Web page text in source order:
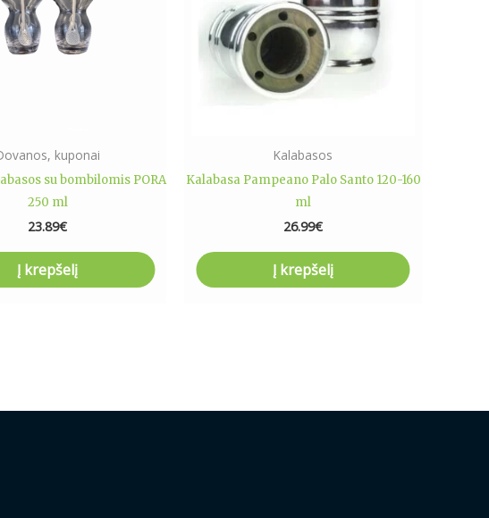
kuponai
su bombilomis PORA
250 ml
23.89€
Į krepšelį
Kalabasos
Kalabasa Pampeano Palo Santo 120-160
ml
26.99€
Į krepšelį